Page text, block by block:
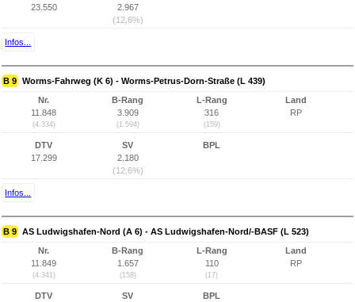
23.550
2.967
(12,6%)
Infos...
B 9 Worms-Fahrweg (K 6) - Worms-Petrus-Dorn-Straße (L 439)
Nr.
11.848
(4.334)
B-Rang
3.909
(1.594)
L-Rang
316
(159)
Land
RP
DTV
17.299
SV
2.180
(12,6%)
BPL
Infos...
B 9 AS Ludwigshafen-Nord (A 6) - AS Ludwigshafen-Nord/-BASF (L 523)
Nr.
11.849
(4.341)
B-Rang
1.657
(158)
L-Rang
110
(17)
Land
RP
DTV
SV
BPL